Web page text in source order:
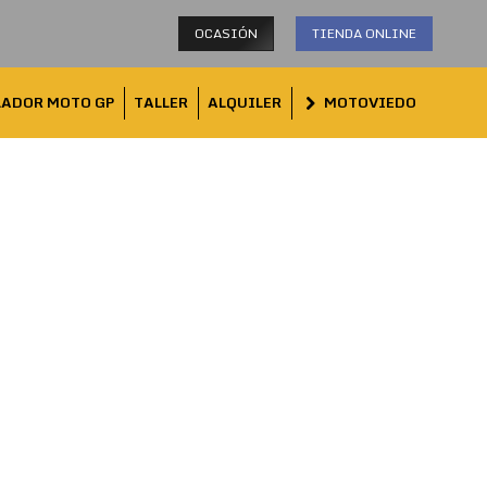
OCASIÓN TIENDA ONLINE
MOTO GP TALLER ALQUILER MOTOVIEDO